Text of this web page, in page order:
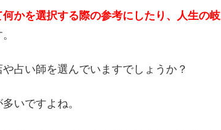
かを選択する際の参考にしたり、人生の岐
占い師を選んでいますでしょうか？
いですよね。